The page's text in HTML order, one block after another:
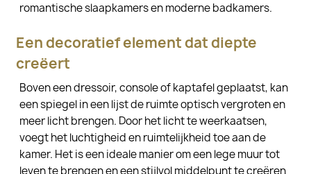
romantische slaapkamers en moderne badkamers.
Een decoratief element dat diepte
creëert
Boven een dressoir, console of kaptafel geplaatst, kan
een spiegel in een lijst de ruimte optisch vergroten en
meer licht brengen. Door het licht te weerkaatsen,
voegt het luchtigheid en ruimtelijkheid toe aan de
kamer. Het is een ideale manier om een lege muur tot
leven te brengen en een stijlvol middelpunt te creëren